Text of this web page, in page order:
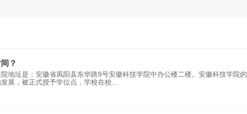
？
地址是：安徽省凤阳县东华路9号安徽科技学院中办公楼二楼。安徽科技学院的
展，被正式授予学位点，学校在校